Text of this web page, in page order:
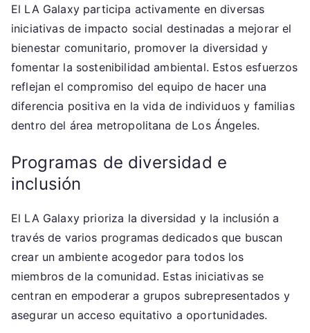
El LA Galaxy participa activamente en diversas
iniciativas de impacto social destinadas a mejorar el
bienestar comunitario, promover la diversidad y
fomentar la sostenibilidad ambiental. Estos esfuerzos
reflejan el compromiso del equipo de hacer una
diferencia positiva en la vida de individuos y familias
dentro del área metropolitana de Los Ángeles.
Programas de diversidad e
inclusión
El LA Galaxy prioriza la diversidad y la inclusión a
través de varios programas dedicados que buscan
crear un ambiente acogedor para todos los
miembros de la comunidad. Estas iniciativas se
centran en empoderar a grupos subrepresentados y
asegurar un acceso equitativo a oportunidades.